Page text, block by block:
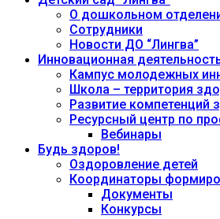
О дошкольном
Сотрудники
Новости ДО “Лингва”
Инновационная
Кампус молодежных
Школа – территория
Развитие компетенций
Ресурсный центр по
Вебинары
Будь здоров!
Оздоровление детей
Координаторы
Документы
Конкурсы